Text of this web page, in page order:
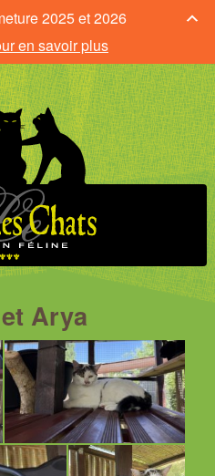
Arya
2025 et 2026
en savoir plus